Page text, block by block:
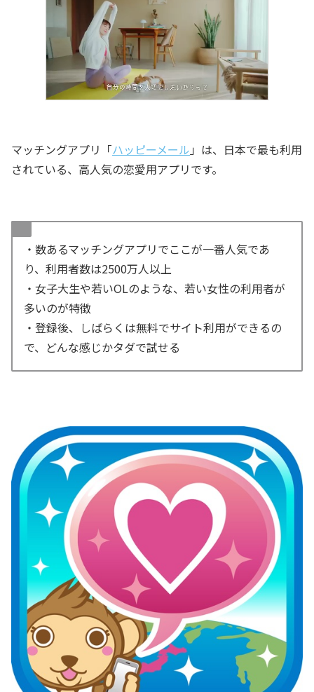
マッチングアプリ「ハッピーメール 」は、日本で最も利用
されている、高人気の恋愛用アプリです。
・数あるマッチングアプリでここが一番人気であ
り、利用者数は2500万人以上
・女子大生や若いOLのような、若い女性の利用者が
多いのが特徴
・登録後、しばらくは無料でサイト利用ができるの
で、どんな感じかタダで試せる